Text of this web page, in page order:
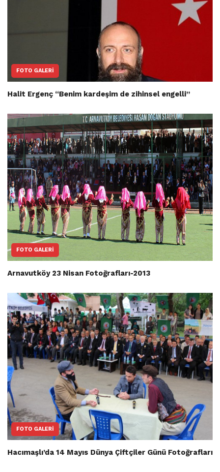
FOTO GALERI
Halit Ergenç “Benim kardeşim de zihinsel engelli”
FOTO GALERI
Arnavutköy 23 Nisan Fotoğrafları-2013
FOTO GALERI
Hacımaşlı’da 14 Mayıs Dünya Çiftçiler Günü Fotoğrafları